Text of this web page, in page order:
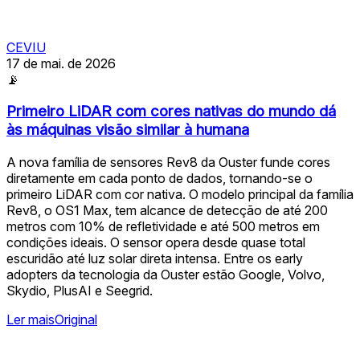
CEVIU
17 de mai. de 2026
📡
Primeiro LiDAR com cores nativas do mundo dá
às máquinas visão similar à humana
A nova família de sensores Rev8 da Ouster funde cores
diretamente em cada ponto de dados, tornando-se o
primeiro LiDAR com cor nativa. O modelo principal da família
Rev8, o OS1 Max, tem alcance de detecção de até 200
metros com 10% de refletividade e até 500 metros em
condições ideais. O sensor opera desde quase total
escuridão até luz solar direta intensa. Entre os early
adopters da tecnologia da Ouster estão Google, Volvo,
Skydio, PlusAI e Seegrid.
Ler maisOriginal